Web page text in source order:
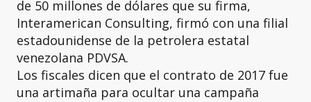
de 50 millones de dólares que su firma,
Interamerican Consulting, firmó con una filial
estadounidense de la petrolera estatal
venezolana PDVSA.
Los fiscales dicen que el contrato de 2017 fue
una artimaña para ocultar una campaña